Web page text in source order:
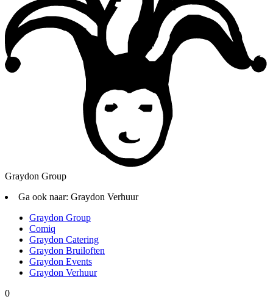
Graydon Group
Ga ook naar: Graydon Verhuur
Graydon Group
Comiq
Graydon Catering
Graydon Bruiloften
Graydon Events
Graydon Verhuur
0